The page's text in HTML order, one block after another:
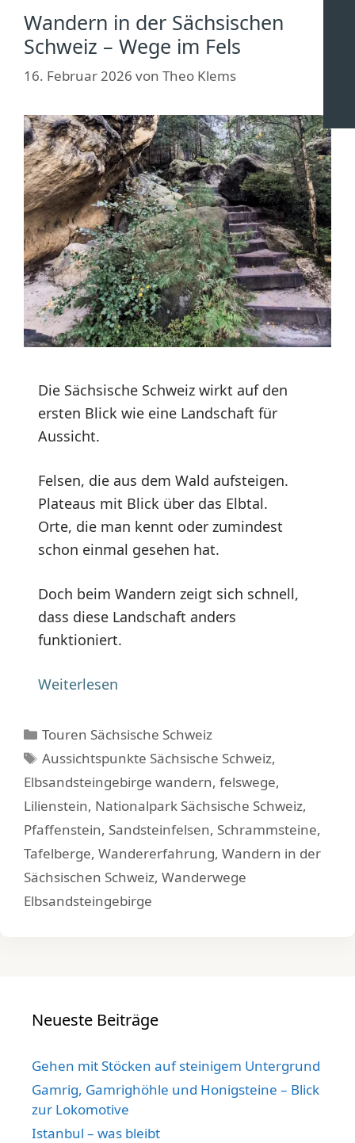
Wandern in der Sächsischen
Schweiz – Wege im Fels
16. Februar 2026 von Theo Klems
Die Sächsische Schweiz wirkt auf den
ersten Blick wie eine Landschaft für
Aussicht.
Felsen, die aus dem Wald aufsteigen.
Plateaus mit Blick über das Elbtal.
Orte, die man kennt oder zumindest
schon einmal gesehen hat.
Doch beim Wandern zeigt sich schnell,
dass diese Landschaft anders
funktioniert.
Weiterlesen
Kategorien
Touren Sächsische Schweiz
Schlagwörter
Aussichtspunkte Sächsische Schweiz,
Elbsandsteingebirge wandern, felswege,
Lilienstein, Nationalpark Sächsische Schweiz,
Pfaffenstein, Sandsteinfelsen, Schrammsteine,
Tafelberge, Wandererfahrung, Wandern in der
Sächsischen Schweiz, Wanderwege
Elbsandsteingebirge
Neueste Beiträge
Gehen mit Stöcken auf steinigem Untergrund
Gamrig, Gamrighöhle und Honigsteine – Blick
zur Lokomotive
Istanbul – was bleibt